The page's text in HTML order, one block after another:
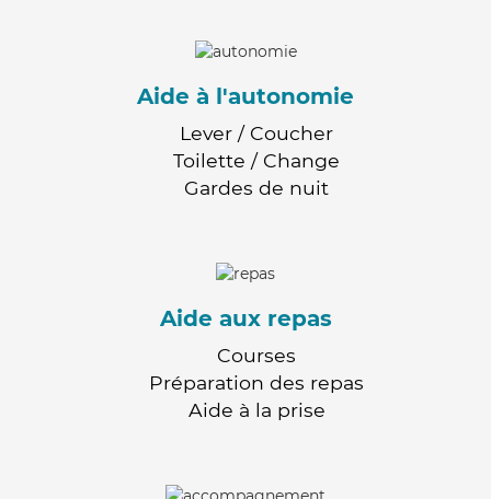
Aide à l'autonomie
Lever / Coucher
Toilette / Change
Gardes de nuit
Aide aux repas
Courses
Préparation des repas
Aide à la prise